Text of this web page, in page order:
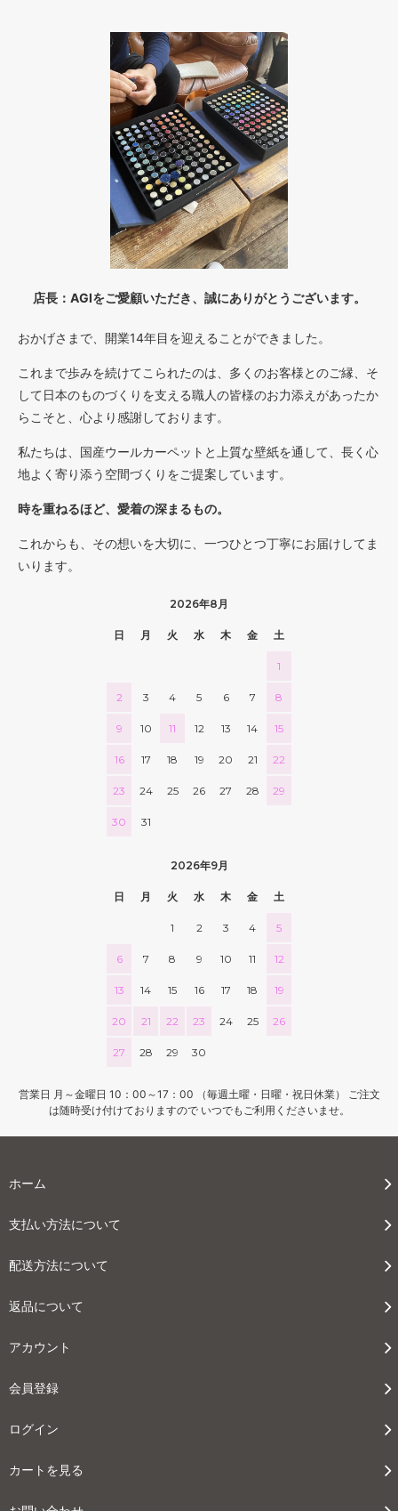
店長：AGIをご愛顧いただき、誠にありがとうございます。
おかげさまで、開業14年目を迎えることができました。
これまで歩みを続けてこられたのは、多くのお客様とのご縁、そ
して日本のものづくりを支える職人の皆様のお力添えがあったか
らこそと、心より感謝しております。
私たちは、国産ウールカーペットと上質な壁紙を通して、長く心
地よく寄り添う空間づくりをご提案しています。
時を重ねるほど、愛着の深まるもの。
これからも、その想いを大切に、一つひとつ丁寧にお届けしてま
いります。
2026年8月
日 月 火 水 木 金 土
1
2 3 4 5 6 7 8
9 10 11 12 13 14 15
16 17 18 19 20 21 22
23 24 25 26 27 28 29
30 31
2026年9月
日 月 火 水 木 金 土
1 2 3 4 5
6 7 8 9 10 11 12
13 14 15 16 17 18 19
20 21 22 23 24 25 26
27 28 29 30
営業日 月～金曜日 10：00～17：00 （毎週土曜・日曜・祝日休業） ご注文
は随時受け付けておりますので いつでもご利用くださいませ。
ホーム
支払い方法について
配送方法について
返品について
アカウント
会員登録
ログイン
カートを見る